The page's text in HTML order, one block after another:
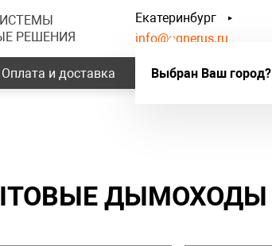
РЕШЕНИЯ
Екатеринбург
Выбран Ваш город?
info@ognerus.ru
Оплата и доставка Наши объекты
ДЫМОХОДЫ